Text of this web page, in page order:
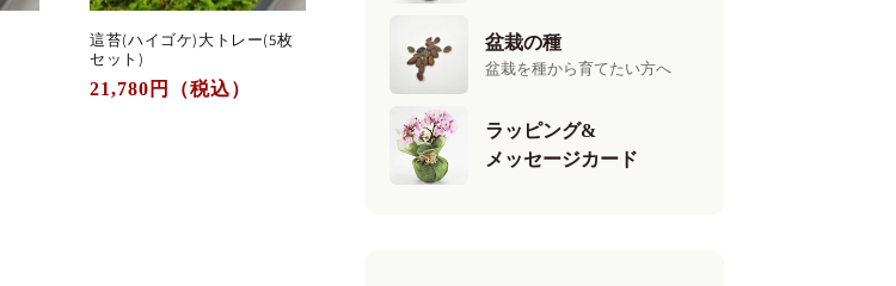
這苔(ハイゴケ)大トレー(5枚
セット)
通
21,780 円（税込）
盆栽の種
盆栽を種から育てたい方へ
ラッピング&
メッセージカード